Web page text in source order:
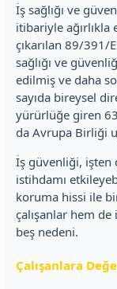
İş sağlığı ve
itibariyle ağırlıkla
çıkarılan 89/391/
sağlığı ve
edilmiş ve daha
sayıda bireysel
yürürlüğe giren
da Avrupa Birliği
İş güvenliği, işten
istihdamı
koruma hissi ile
çalışanlar hem
beş nedeni.
Çalışanlara